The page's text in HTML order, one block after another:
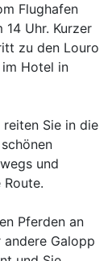
Flughafen
Uhr. Kurzer
zu den Louro
im Hotel in
Sie in die
und
Pferden an
Galopp